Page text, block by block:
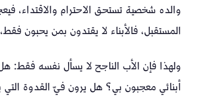
والده شخصية تستحق الاحترام والاقتداء،
المستقبل، فالأبناء لا يقتدون بمن يحبون
ولهذا فإن الأب الناجح لا يسأل نفسه فقط:
أبنائي معجبون بي؟ هل يرون فيّ القدوة